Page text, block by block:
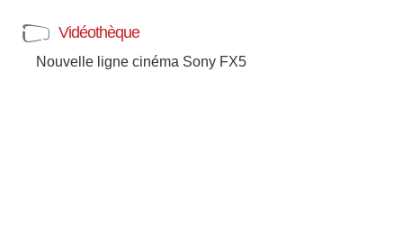
Vidéothèque
Nouvelle ligne cinéma Sony FX5